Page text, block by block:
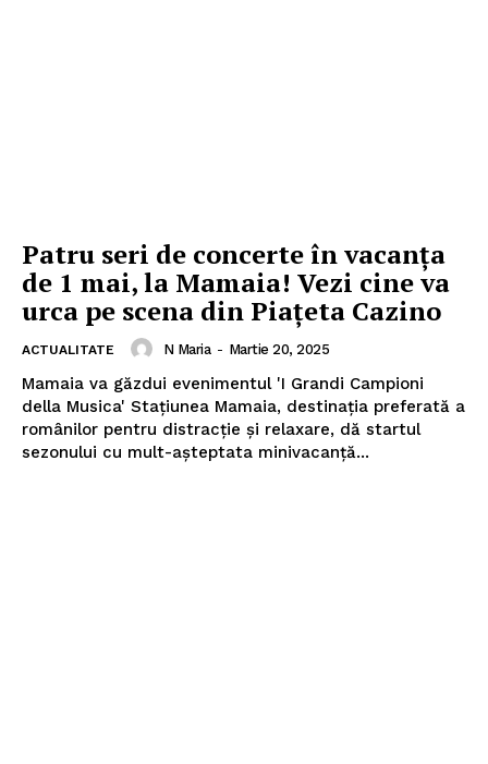
Patru seri de concerte în vacanţa
de 1 mai, la Mamaia! Vezi cine va
urca pe scena din Piaţeta Cazino
ACTUALITATE N Maria - Martie 20, 2025
Mamaia va găzdui evenimentul 'I Grandi Campioni
della Musica' Stațiunea Mamaia, destinația preferată a
românilor pentru distracție și relaxare, dă startul
sezonului cu mult-așteptata minivacanță...